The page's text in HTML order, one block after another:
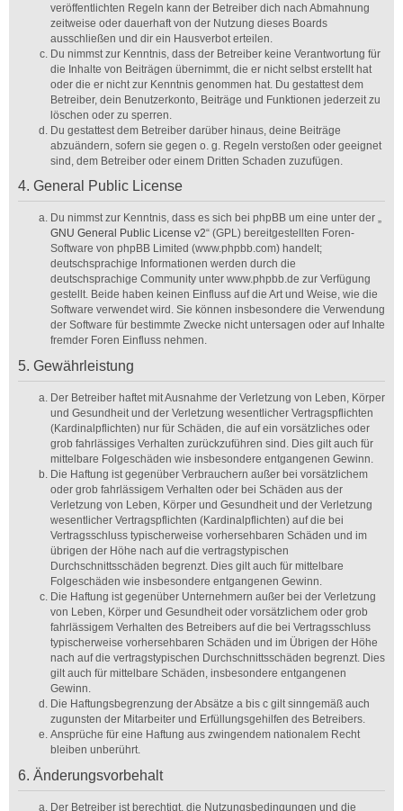
veröffentlichten Regeln kann der Betreiber dich nach Abmahnung
zeitweise oder dauerhaft von der Nutzung dieses Boards
ausschließen und dir ein Hausverbot erteilen.
Du nimmst zur Kenntnis, dass der Betreiber keine Verantwortung für
die Inhalte von Beiträgen übernimmt, die er nicht selbst erstellt hat
oder die er nicht zur Kenntnis genommen hat. Du gestattest dem
Betreiber, dein Benutzerkonto, Beiträge und Funktionen jederzeit zu
löschen oder zu sperren.
Du gestattest dem Betreiber darüber hinaus, deine Beiträge
abzuändern, sofern sie gegen o. g. Regeln verstoßen oder geeignet
sind, dem Betreiber oder einem Dritten Schaden zuzufügen.
4. General Public License
Du nimmst zur Kenntnis, dass es sich bei phpBB um eine unter der „
GNU General Public License v2“ (GPL) bereitgestellten Foren-
Software von phpBB Limited (www.phpbb.com) handelt;
deutschsprachige Informationen werden durch die
deutschsprachige Community unter www.phpbb.de zur Verfügung
gestellt. Beide haben keinen Einfluss auf die Art und Weise, wie die
Software verwendet wird. Sie können insbesondere die Verwendung
der Software für bestimmte Zwecke nicht untersagen oder auf Inhalte
fremder Foren Einfluss nehmen.
5. Gewährleistung
Der Betreiber haftet mit Ausnahme der Verletzung von Leben, Körper
und Gesundheit und der Verletzung wesentlicher Vertragspflichten
(Kardinalpflichten) nur für Schäden, die auf ein vorsätzliches oder
grob fahrlässiges Verhalten zurückzuführen sind. Dies gilt auch für
mittelbare Folgeschäden wie insbesondere entgangenen Gewinn.
Die Haftung ist gegenüber Verbrauchern außer bei vorsätzlichem
oder grob fahrlässigem Verhalten oder bei Schäden aus der
Verletzung von Leben, Körper und Gesundheit und der Verletzung
wesentlicher Vertragspflichten (Kardinalpflichten) auf die bei
Vertragsschluss typischerweise vorhersehbaren Schäden und im
übrigen der Höhe nach auf die vertragstypischen
Durchschnittsschäden begrenzt. Dies gilt auch für mittelbare
Folgeschäden wie insbesondere entgangenen Gewinn.
Die Haftung ist gegenüber Unternehmern außer bei der Verletzung
von Leben, Körper und Gesundheit oder vorsätzlichem oder grob
fahrlässigem Verhalten des Betreibers auf die bei Vertragsschluss
typischerweise vorhersehbaren Schäden und im Übrigen der Höhe
nach auf die vertragstypischen Durchschnittsschäden begrenzt. Dies
gilt auch für mittelbare Schäden, insbesondere entgangenen
Gewinn.
Die Haftungsbegrenzung der Absätze a bis c gilt sinngemäß auch
zugunsten der Mitarbeiter und Erfüllungsgehilfen des Betreibers.
Ansprüche für eine Haftung aus zwingendem nationalem Recht
bleiben unberührt.
6. Änderungsvorbehalt
Der Betreiber ist berechtigt, die Nutzungsbedingungen und die